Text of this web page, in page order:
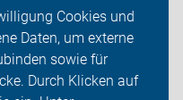
Cookies und
Daten, um externe
sowie für
Durch Klicken auf